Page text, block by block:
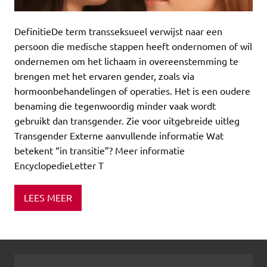
DefinitieDe term transseksueel verwijst naar een
persoon die medische stappen heeft ondernomen of wil
ondernemen om het lichaam in overeenstemming te
brengen met het ervaren gender, zoals via
hormoonbehandelingen of operaties. Het is een oudere
benaming die tegenwoordig minder vaak wordt
gebruikt dan transgender. Zie voor uitgebreide uitleg
Transgender Externe aanvullende informatie Wat
betekent “in transitie”? Meer informatie
EncyclopedieLetter T
LEES MEER